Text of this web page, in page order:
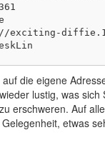
exciting-
auf die eigene
lustig, was sich
erschweren. Auf
etwas